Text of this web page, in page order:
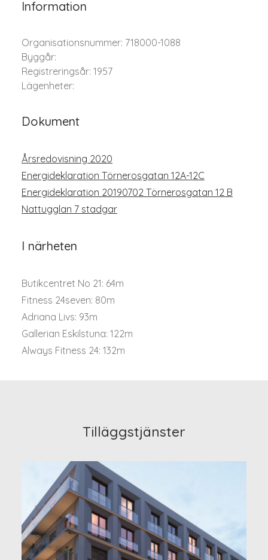
Information
Organisationsnummer: 718000-1088
Byggår:
Registreringsår: 1957
Lägenheter:
Dokument
Årsredovisning 2020
Energideklaration Törnerosgatan 12A-12C
Energideklaration 20190702 Törnerosgatan 12 B
Nattugglan 7 stadgar
I närheten
Butikcentret No 21: 64m
Fitness 24seven: 80m
Adriana Livs: 93m
Gallerian Eskilstuna: 122m
Always Fitness 24: 132m
Tilläggstjänster